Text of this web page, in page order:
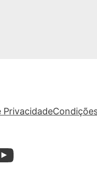
Privacidade